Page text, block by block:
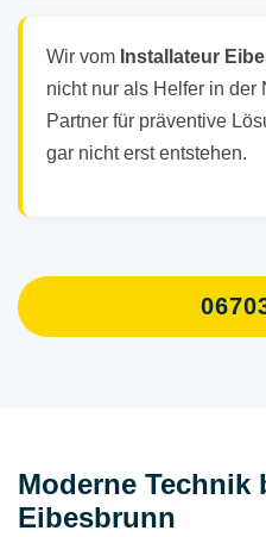
Wir vom Installateur
nicht nur als Helfer in der
Partner für präventive
gar nicht erst entstehen.
Moderne Technik
Eibesbrunn